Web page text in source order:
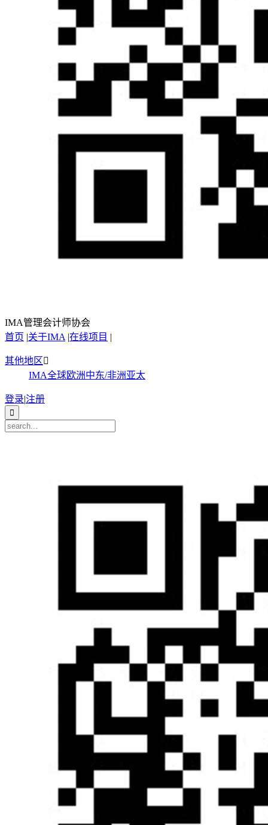
IMA管理会计师协会
首页 |关于IMA |在线项目 |
其他地区
IMA全球欧洲中东/非洲亚太
登录|注册
